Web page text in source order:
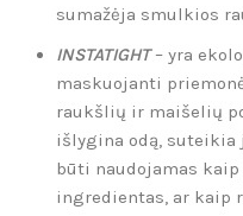
sumažėja smulkios
INSTATIGHT– yra
maskuojanti
raukšlių ir maišelių
išlygina odą, suteikia
būti naudojamas
ingredientas, ar kaip